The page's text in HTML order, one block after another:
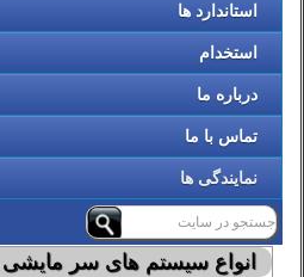
استاندارد ها
استخدام
درباره ما
تماس با ما
نمایندگی ها
انواع سیستم های سر مایشی